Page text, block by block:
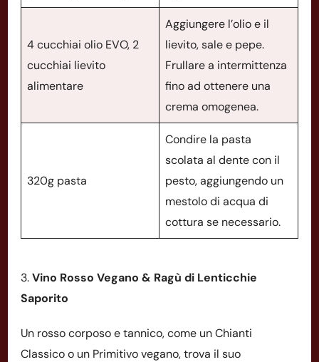
4 cucchiai olio EVO, 2
cucchiai lievito
alimentare
Aggiungere l’olio e il
lievito, sale e pepe.
Frullare a intermittenza
fino ad ottenere una
crema omogenea.
320g pasta
Condire la pasta
scolata al dente con il
pesto, aggiungendo un
mestolo di acqua di
cottura se necessario.
3.Vino Rosso Vegano & Ragù di Lenticchie
Saporito
Un rosso corposo e tannico, come un Chianti
Classico o un Primitivo vegano, trova il suo